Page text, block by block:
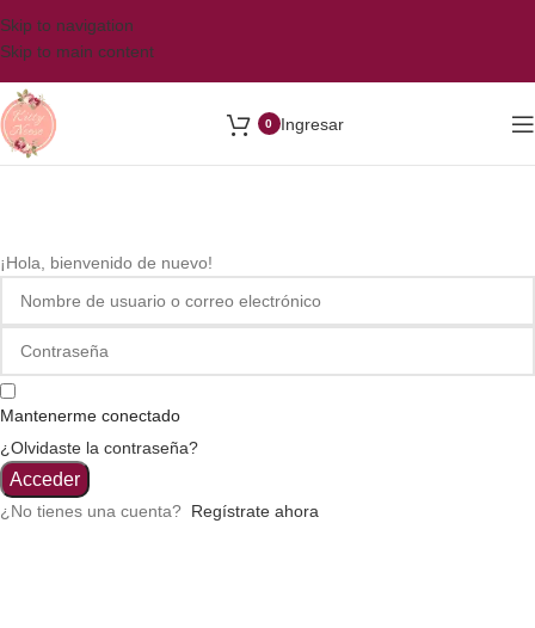
Skip to navigation
Skip to main content
0 Ingresar
¡Hola, bienvenido de nuevo!
Mantenerme conectado
¿Olvidaste la contraseña?
Acceder
¿No tienes una cuenta? Regístrate ahora